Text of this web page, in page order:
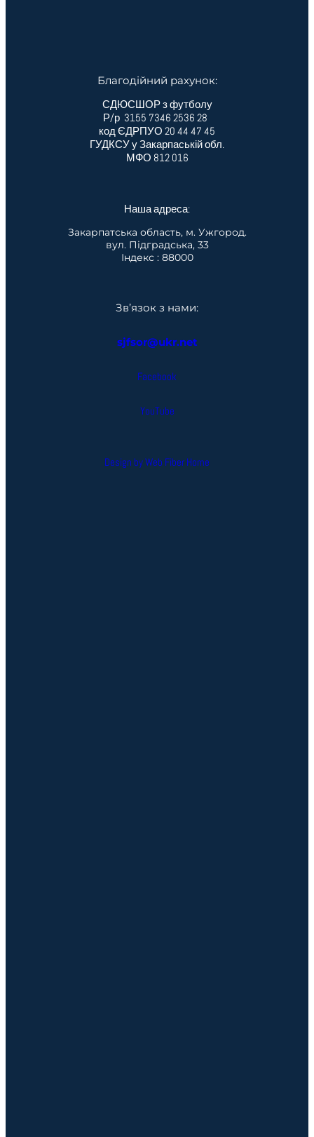
Благодійний рахунок:
СДЮСШОР з футболу
Р/р 3155 7346 2536 28
код ЄДРПУО 20 44 47 45
ГУДКСУ у Закарпаській обл.
МФО 812 016
Наша адреса:
Закарпатська область, м. Ужгород.
вул. Підградська, 33
Індекс : 88000
Зв’язок з нами:
sjfsor@ukr.net
Facebook
YouTube
Design by Web Fiber Home